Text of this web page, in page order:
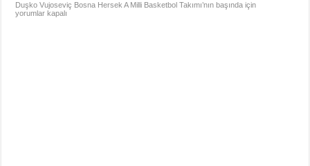
Duşko Vujoseviç Bosna Hersek A Milli Basketbol Takımı’nın başında için
yorumlar kapalı